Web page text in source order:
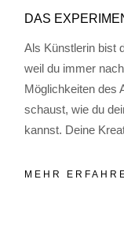
DAS
Als Künstlerin bist
weil du immer
Möglichkeiten des
schaust, wie du
kannst. Deine
MEHR